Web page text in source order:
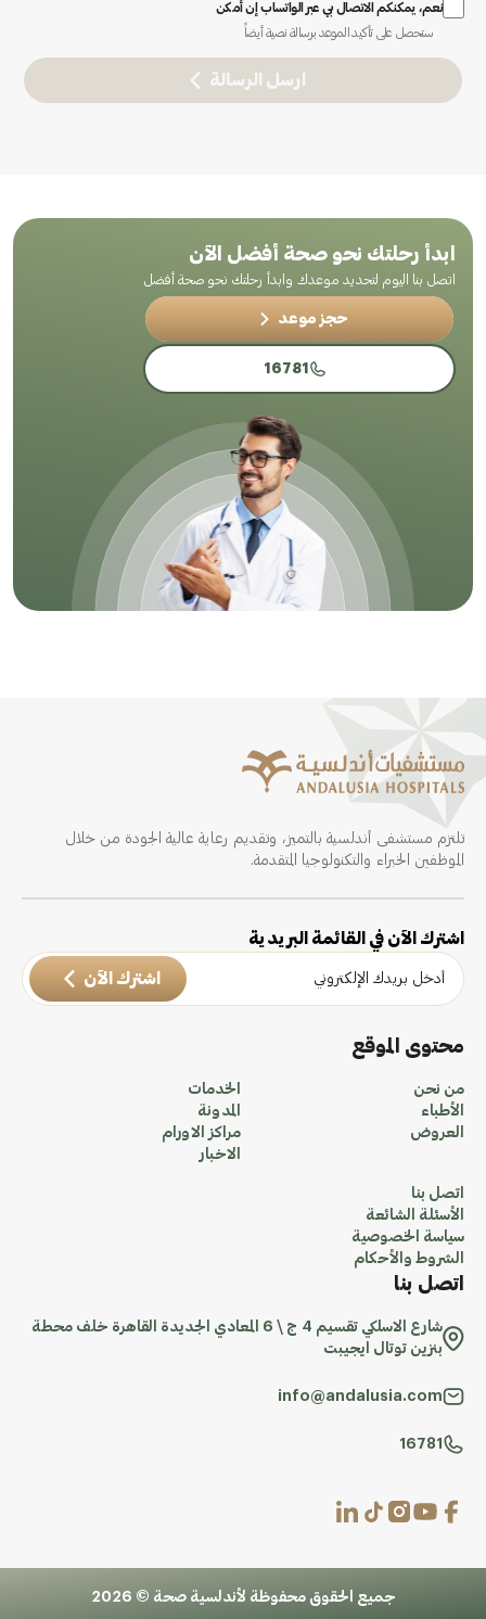
نعم، يمكنكم الاتصال بي عبر الواتساب إن أمكن
ستحصل على تأكيد الموعد برسالة نصية أيضاً
ارسل الرسالة
ابدأ رحلتك نحو صحة أفضل الآن
اتصل بنا اليوم لتحديد موعدك وابدأ رحلتك نحو صحة أفضل
حجز موعد
16781
تلتزم مستشفى أندلسية بالتميز، وتقديم رعاية عالية الجودة من خلال
الموظفين الخبراء والتكنولوجيا المتقدمة.
اشترك الآن في القائمة البريدية
اشترك الآن
محتوى الموقع
من نحن
الأطباء
العروض
الخدمات
المدونة
مراكز الاورام
الاخبار
اتصل بنا
الأسئلة الشائعة
سياسة الخصوصية
الشروط والأحكام
اتصل بنا
شارع الاسلكي تقسيم 4 ج \ 6 المعادي الجديدة القاهرة خلف محطة
بنزين توتال ايجيبت
info@andalusia.com
16781
جميع الحقوق محفوظة لأندلسية صحة © 2026